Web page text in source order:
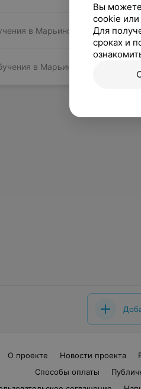
в Марьиной Горке
в Марьиной Горке
О проекте Новости проекта
Способы оплаты
Вы можете
cookie или
Для
сроках и